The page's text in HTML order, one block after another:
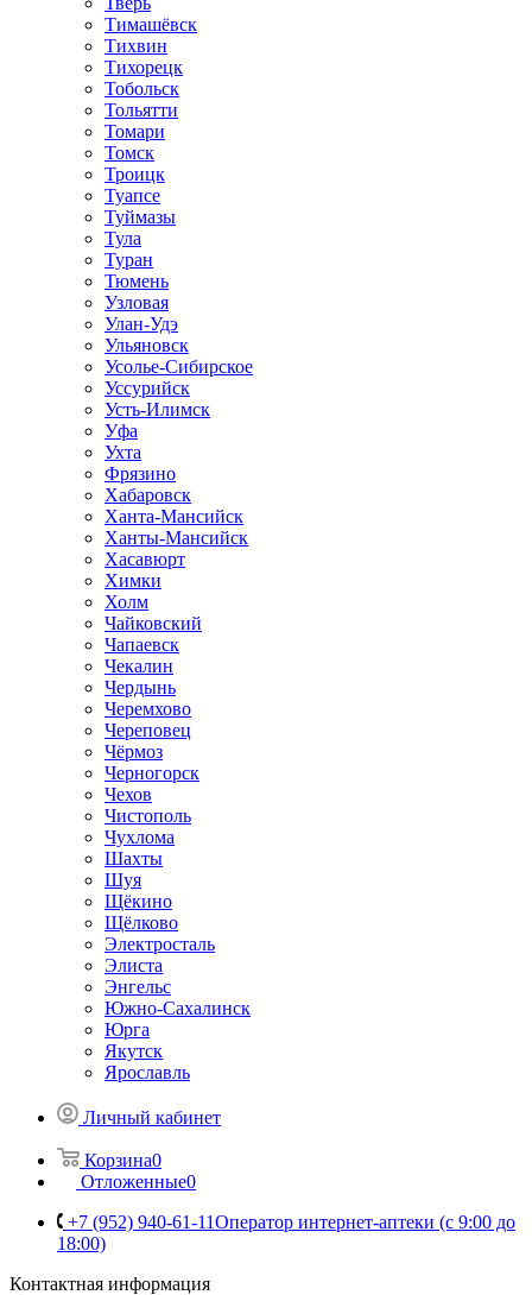
Тимашёвск
Тихвин
Тихорецк
Тобольск
Тольятти
Томари
Томск
Троицк
Туапсе
Туймазы
Тула
Туран
Тюмень
Узловая
Улан-Удэ
Ульяновск
Усолье-Сибирское
Уссурийск
Усть-Илимск
Уфа
Ухта
Фрязино
Хабаровск
Ханта-Мансийск
Ханты-Мансийск
Хасавюрт
Химки
Холм
Чайковский
Чапаевск
Чекалин
Чердынь
Черемхово
Череповец
Чёрмоз
Черногорск
Чехов
Чистополь
Чухлома
Шахты
Шуя
Щёкино
Щёлково
Электросталь
Элиста
Энгельс
Южно-Сахалинск
Юрга
Якутск
Ярославль
Личный кабинет
Корзина0
Отложенные0
+7 (952) 940-61-11Оператор интернет-аптеки (с 9:00 до
18:00)
Контактная информация